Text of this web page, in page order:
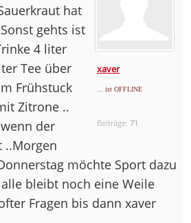
xaver
... ist OFFLINE
Beiträge:71
hat
gehts ist
4 liter
Tee über
Frühstuck
Zitrone ..
der
möchte Sport dazu
bleibt noch eine Weile
Fragen bis dann xaver